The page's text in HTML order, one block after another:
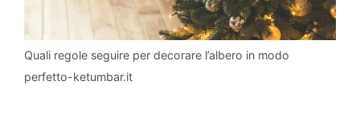
Quali regole seguire per decorare l’albero in modo
perfetto-ketumbar.it